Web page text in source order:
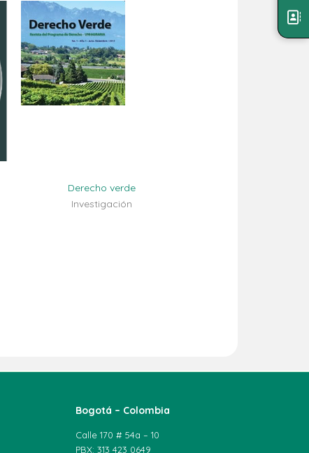
Derecho verde
Investigación
Bogotá – Colombia
Calle 170 # 54a – 10
PBX: 313 423 0649